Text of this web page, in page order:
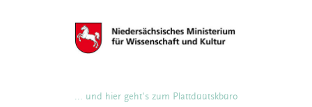
... und hier geht's zum Plattdüütskbüro